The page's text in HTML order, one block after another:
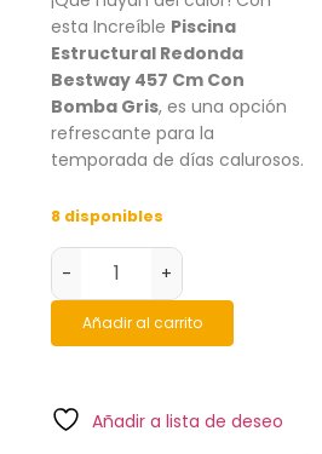
esta Increíble Piscina
Estructural Redonda
Bestway 457 Cm Con
Bomba Gris, es una opción
refrescante para la
temporada de días calurosos.
8 disponibles
- +
Añadir al carrito
Añadir a lista de deseo